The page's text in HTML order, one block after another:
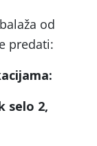
od
predati:
selo 2,